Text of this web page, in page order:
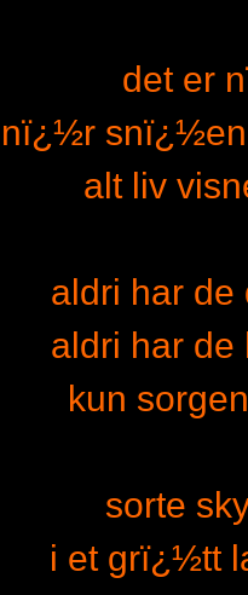
det er
nï¿½r snï¿½en
alt liv
aldri har
aldri har
kun
sorte
i et grï¿½tt